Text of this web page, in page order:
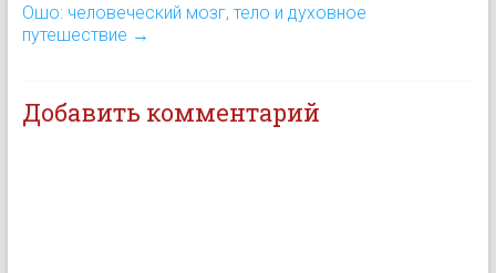
сочувствием, что я
несказанно удивилась.…
Ошо: человеческий мозг, тело и духовное
путешествие →
Добавить комментарий